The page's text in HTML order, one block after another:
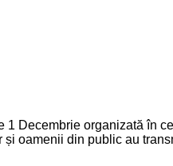
Decembrie organizată în
oamenii din public au